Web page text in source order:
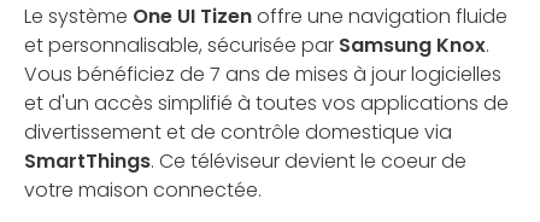
Le système One UI Tizenoffre une navigation fluide
et personnalisable, sécurisée par Samsung Knox.
Vous bénéficiez de 7 ans de mises à jour logicielles
et d'un accès simplifié à toutes vos applications de
divertissement et de contrôle domestique via
SmartThings. Ce téléviseur devient le coeur de
votre maison connectée.